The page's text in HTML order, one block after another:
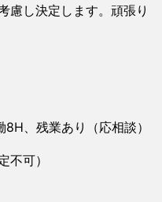
慮し決定します。頑張り
、残業あり（応相談）
不可）